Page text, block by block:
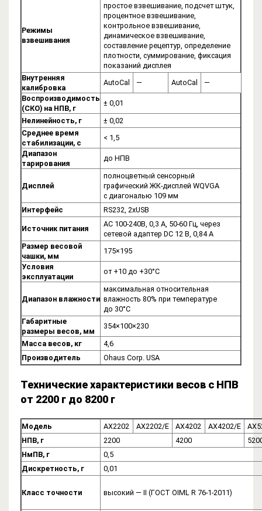
Режимы
взвешивания
простое взвешивание, подсчет штук,
процентное взвешивание,
контрольное взвешивание,
динамическое взвешивание,
составление рецептур, определение
плотности, суммирование, фиксация
показаний дисплея
Внутренняя
калибровка
AutoCal — AutoCal
—
Воспроизводимость
(СКО) на НПВ, г
± 0,01
Нелинейность, г
± 0,02
Среднее время
стабилизации, с
< 1,5
Диапазон
тарирования
до НПВ
Дисплей
полноцветный сенсорный
графический ЖК-дисплей WQVGA
с диагональю 109 мм
Интерфейс
RS232, 2хUSB
Источник питания
AC 100-240В, 0,3 А, 50-60 Гц, через
сетевой адаптер DC 12 В, 0,84 А
Размер весовой
чашки, мм
175×195
Условия
эксплуатации
от +10 до +30°C
Диапазон влажности
максимальная относительная
влажность 80% при температуре
до 30°C
Габаритные
размеры весов, мм
354×100×230
Масса весов, кг
4,6
Производитель
Ohaus Corp. USA
Технические характеристики весов с НПВ
от 2200 г до 8200 г
Модель AX2202 AX2202/E AX4202 AX4202/E
НПВ, г
2200 4200
НмПВ, г
0,5
Дискретность, г
0,01
Класс точности высокий — II (ГОСТ OIML R 76-1-2011)